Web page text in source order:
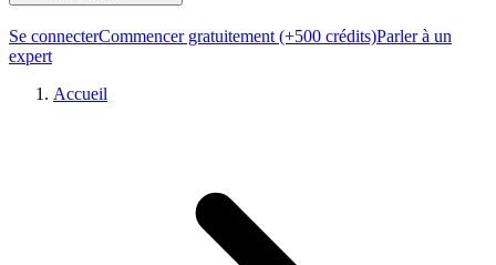
Se connecterCommencer gratuitement (+500 crédits)Parler à un
expert
Accueil